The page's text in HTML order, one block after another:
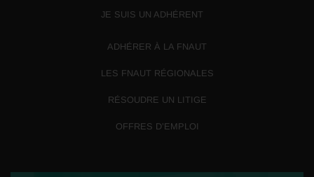
JE SUIS UN ADHÉRENT
ADHÉRER À LA FNAUT
LES FNAUT RÉGIONALES
RÉSOUDRE UN LITIGE
OFFRES D’EMPLOI